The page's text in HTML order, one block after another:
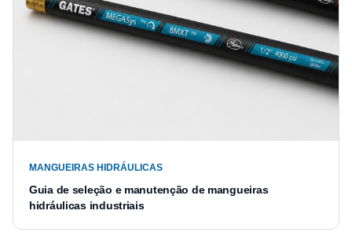
MANGUEIRAS HIDRÁULICAS
Guia de seleção e manutenção de mangueiras
hidráulicas industriais